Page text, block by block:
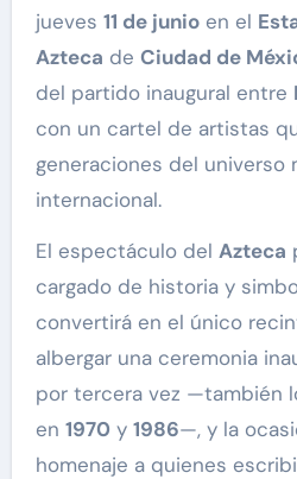
jueves 11 de junioen el
Azteca de Ciudad de
del partido inaugural entre
con un cartel de artistas
generaciones del universo
internacional.
El espectáculo del Azteca
cargado de historia y
convertirá en el único
albergar una ceremonia
por tercera vez —también
en 1970 y 1986—, y la
homenaje a quienes